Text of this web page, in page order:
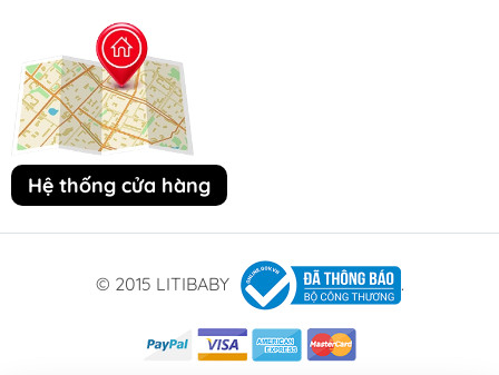
Hệ thống cửa hàng
© 2015 LITIBABY .